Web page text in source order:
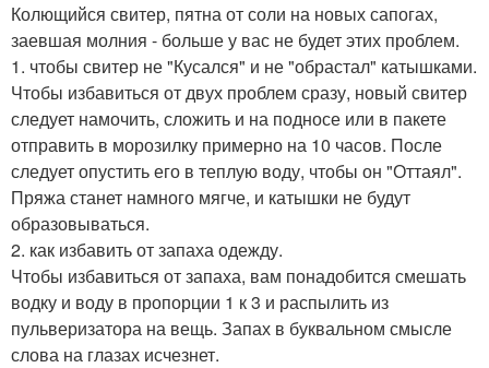
Колющийся свитер, пятна от соли на новых сапогах,
заевшая молния - больше у вас не будет этих проблем.
1. чтобы свитер не "Кусался" и не "обрастал" катышками.
Чтобы избавиться от двух проблем сразу, новый свитер
следует намочить, сложить и на подносе или в пакете
отправить в морозилку примерно на 10 часов. После
следует опустить его в теплую воду, чтобы он "Оттаял".
Пряжа станет намного мягче, и катышки не будут
образовываться.
2. как избавить от запаха одежду.
Чтобы избавиться от запаха, вам понадобится смешать
водку и воду в пропорции 1 к 3 и распылить из
пульверизатора на вещь. Запах в буквальном смысле
слова на глазах исчезнет.